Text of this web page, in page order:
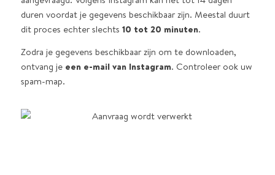
duren voordat je gegevens beschikbaar zijn. Meestal duurt
dit proces echter slechts 10 tot 20 minuten.
Zodra je gegevens beschikbaar zijn om te downloaden,
ontvang je een e-mail van Instagram. Controleer ook uw
spam-map.